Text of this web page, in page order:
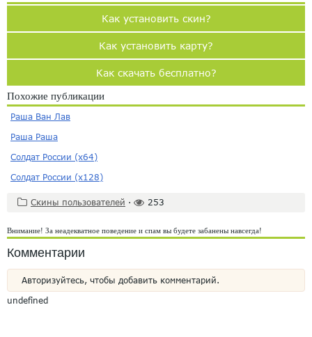
Как установить скин?
Как установить карту?
Как скачать бесплатно?
Похожие публикации
Раша Ван Лав
Раша Раша
Солдат России (х64)
Солдат России (х128)
Скины пользователей · 253
Внимание! За неадекватное поведение и спам вы будете забанены навсегда!
Комментарии
Авторизуйтесь, чтобы добавить комментарий.
undefined